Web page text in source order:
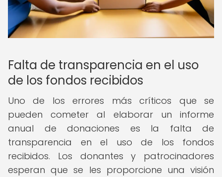
Falta de transparencia en el uso
de los fondos recibidos
Uno de los errores más críticos que se
pueden cometer al elaborar un informe
anual de donaciones es la falta de
transparencia en el uso de los fondos
recibidos. Los donantes y patrocinadores
esperan que se les proporcione una visión